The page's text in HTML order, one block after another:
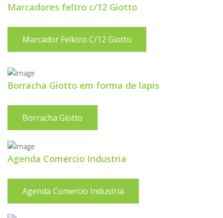
Marcadores feltro c/12 Giotto
Marcador Felktro C/12 Giotto
Borracha Giotto em forma de lapis
Borracha Giotto
Agenda Comercio Industria
Agenda Comercio Industria